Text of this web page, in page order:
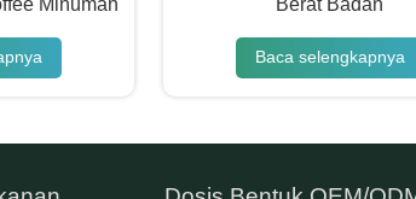
Baca selengkapnya